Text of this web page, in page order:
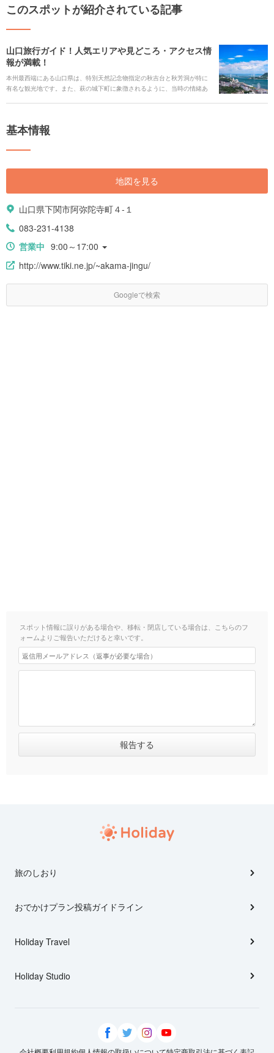
このスポットが紹介されている記事
山口旅行ガイド！人気エリアや見どころ・アクセス情
報が満載！
本州最西端にある山口県は、特別天然記念物指定の秋吉台と秋芳洞が特に
有名な観光地です。また、萩の城下町に象徴されるように、当時の情緒あ
酒とともに堪能してみましょう。温泉好きなら名湯に浸かってリラック
基本情報
地図を見る
山口県下関市阿弥陀寺町４-１
083-231-4138
営業中 9:00～17:00
http://www.tiki.ne.jp/~akama-jingu/
Googleで検索
スポット情報に誤りがある場合や、移転・閉店している場合は、こちらのフ
ォームよりご報告いただけると幸いです。
旅のしおり
おでかけプラン投稿ガイドライン
Holiday Travel
Holiday Studio